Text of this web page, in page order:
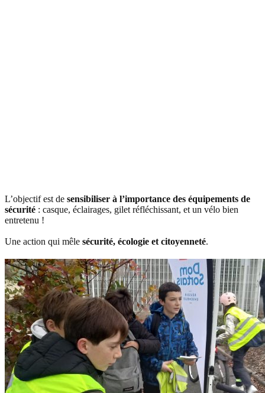
L’objectif est de sensibiliser à l’importance des équipements de
sécurité : casque, éclairages, gilet réfléchissant, et un vélo bien
entretenu !
Une action qui mêle sécurité, écologie et citoyenneté.